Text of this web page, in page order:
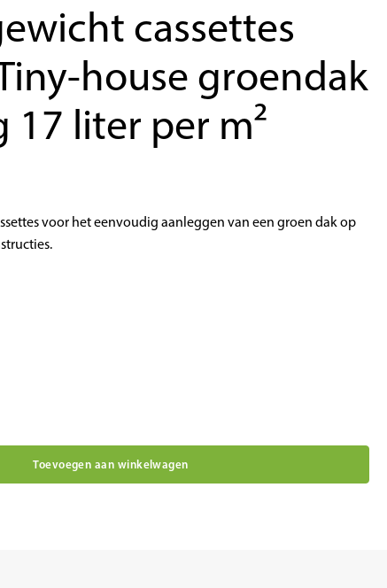
cassettes
house groendak
17 liter per m²
voor het eenvoudig aanleggen van een groen dak op
Toevoegen aan winkelwagen